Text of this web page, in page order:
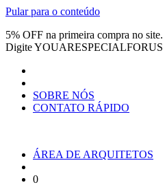
Pular para o conteúdo
5% OFF na primeira compra no site.
DigiteYOUARESPECIALFORUS
SOBRE NÓS
CONTATO RÁPIDO
ÁREA DE ARQUITETOS
0